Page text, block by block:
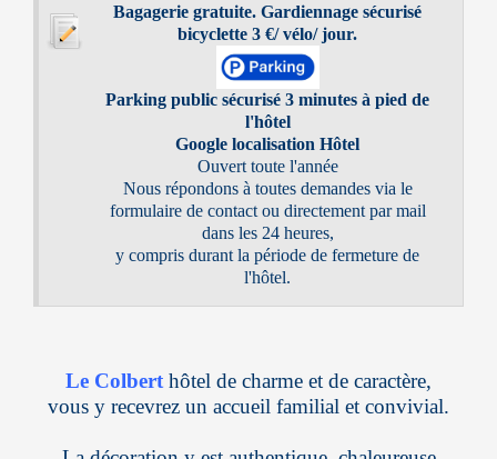
Bagagerie gratuite. Gardiennage sécurisé
bicyclette 3 €/ vélo/ jour.
Parking public sécurisé 3 minutes à pied de
l'hôtel
Google localisation Hôtel
Ouvert toute l'année
Nous répondons à toutes demandes via le
formulaire de contact ou directement par mail
dans les 24 heures,
y compris durant la période de fermeture de
l'hôtel.
Le Colbert hôtel de charme et de caractère,
vous y recevrez un accueil familial et convivial.